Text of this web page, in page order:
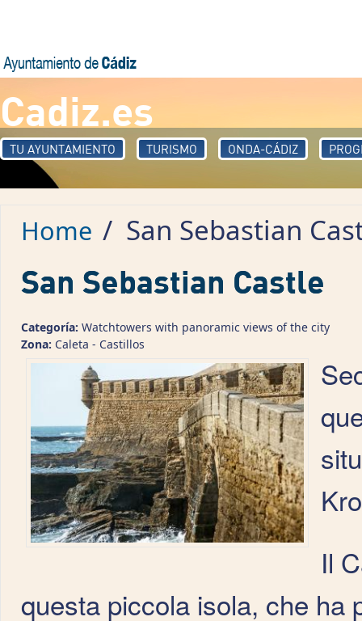
Cadiz.es
TU AYUNTAMIENTO TURISMO ONDA-CÁDIZ
Home / San Sebastian
San Sebastian Castle
Categoría: Watchtowers with panoramic views of the city
Zona: Caleta - Castillos
Il
questa piccola isola, che ha